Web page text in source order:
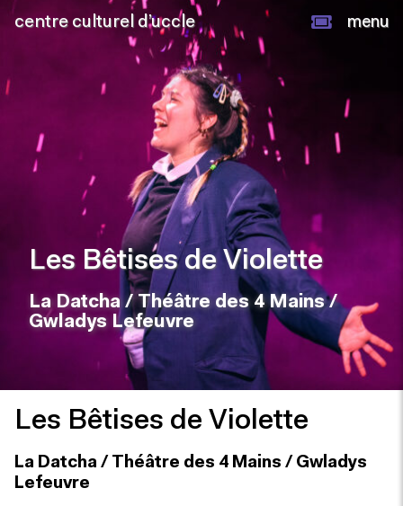
centre culturel d’uccle menu
Les Bêtises de Violette
La Datcha / Théâtre des 4 Mains /
Gwladys Lefeuvre
Les Bêtises de Violette
La Datcha / Théâtre des 4 Mains / Gwladys
Lefeuvre